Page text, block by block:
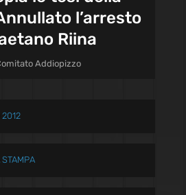
l’arresto
Riina
Addiopizzo
2012